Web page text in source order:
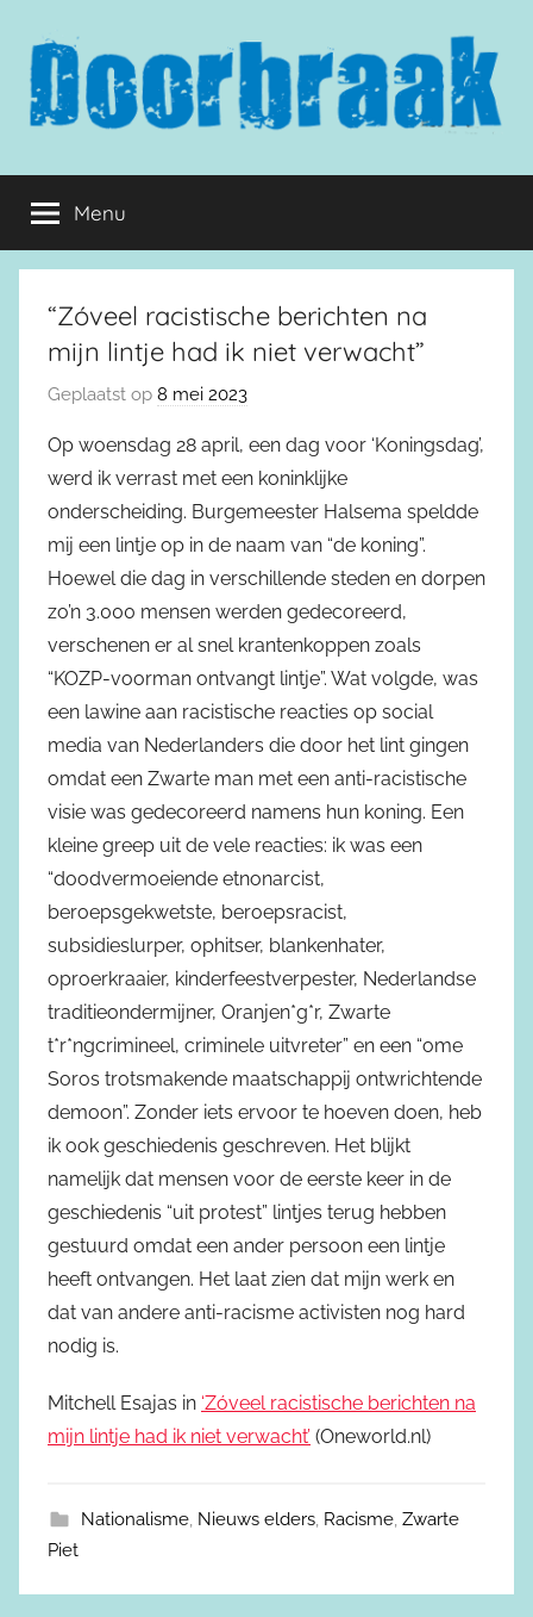
inhoud
springen
Doorbraak.eu
Menu
“Zóveel racistische berichten na
mijn lintje had ik niet verwacht”
Geplaatst op 8 mei 2023
Op woensdag 28 april, een dag voor ‘Koningsdag’,
werd ik verrast met een koninklijke
onderscheiding. Burgemeester Halsema speldde
mij een lintje op in de naam van “de koning”.
Hoewel die dag in verschillende steden en dorpen
zo’n 3.000 mensen werden gedecoreerd,
verschenen er al snel krantenkoppen zoals
“KOZP-voorman ontvangt lintje”. Wat volgde, was
een lawine aan racistische reacties op social
media van Nederlanders die door het lint gingen
omdat een Zwarte man met een anti-racistische
visie was gedecoreerd namens hun koning. Een
kleine greep uit de vele reacties: ik was een
“doodvermoeiende etnonarcist,
beroepsgekwetste, beroepsracist,
subsidieslurper, ophitser, blankenhater,
oproerkraaier, kinderfeestverpester, Nederlandse
traditieondermijner, Oranjen*g*r, Zwarte
t*r*ngcrimineel, criminele uitvreter” en een “ome
Soros trotsmakende maatschappij ontwrichtende
demoon”. Zonder iets ervoor te hoeven doen, heb
ik ook geschiedenis geschreven. Het blijkt
namelijk dat mensen voor de eerste keer in de
geschiedenis “uit protest” lintjes terug hebben
gestuurd omdat een ander persoon een lintje
heeft ontvangen. Het laat zien dat mijn werk en
dat van andere anti-racisme activisten nog hard
nodig is.
Mitchell Esajas in ‘Zóveel racistische berichten na
mijn lintje had ik niet verwacht’ (Oneworld.nl)
Nationalisme, Nieuws elders, Racisme, Zwarte
Piet